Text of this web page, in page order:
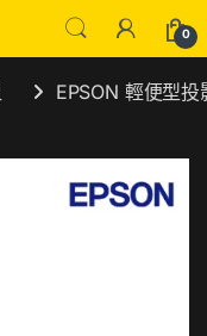
0
EPSON 輕便型投